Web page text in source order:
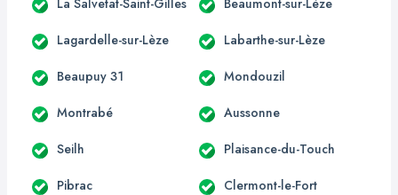
Lagardelle-sur-Lèze Labarthe-sur-Lèze
Beaupuy 31 Mondouzil
Montrabé Aussonne
Seilh Plaisance-du-Touch
Pibrac Clermont-le-Fort